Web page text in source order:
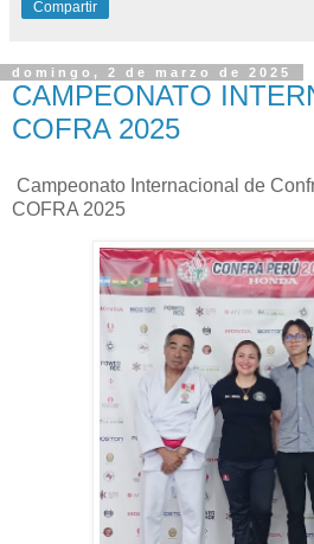
Compartir
domingo, 2 de marzo de 2025
CAMPEONATO
COFRA 2025
Campeonato Internacional de
COFRA 2025